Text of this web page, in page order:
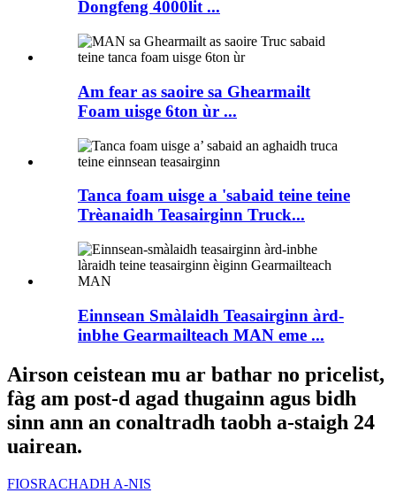
Dongfeng 4000lit ...
Am fear as saoire sa Ghearmailt
Foam uisge 6ton ùr ...
Tanca foam uisge a 'sabaid teine ​​​​teine
​​​​Trèanaidh Teasairginn Truck...
Einnsean Smàlaidh Teasairginn àrd-
inbhe Gearmailteach MAN eme ...
Airson ceistean mu ar bathar no pricelist,
fàg am post-d agad thugainn agus bidh
sinn ann an conaltradh taobh a-staigh 24
uairean.
FIOSRACHADH A-NIS